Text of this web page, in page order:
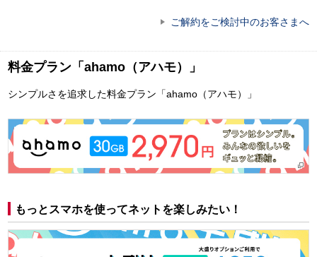
ご解約をご検討中のお客さまへ
料金プラン「ahamo（アハモ）」
シンプルさを追求した料金プラン「ahamo（アハモ）」
もっとスマホを使ってネットを楽しみたい！